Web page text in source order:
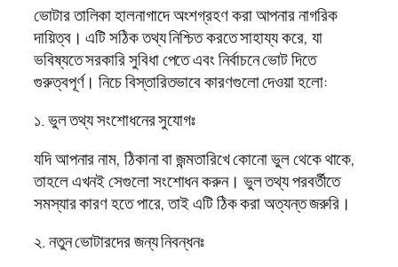
ভোটার তালিকা হালনাগাদে অংশগ্রহণ করা আপনার নাগরিক
দায়িত্ব। এটি সঠিক তথ্য নিশ্চিত করতে সাহায্য করে, যা
ভবিষ্যতে সরকারি সুবিধা পেতে এবং নির্বাচনে ভোট দিতে
গুরুত্বপূর্ণ। নিচে বিস্তারিতভাবে কারণগুলো দেওয়া হলো:
১. ভুল তথ্য সংশোধনের সুযোগঃ
যদি আপনার নাম, ঠিকানা বা জন্মতারিখে কোনো ভুল থেকে থাকে,
তাহলে এখনই সেগুলো সংশোধন করুন। ভুল তথ্য পরবর্তীতে
সমস্যার কারণ হতে পারে, তাই এটি ঠিক করা অত্যন্ত জরুরি।
২. নতুন ভোটারদের জন্য নিবন্ধনঃ